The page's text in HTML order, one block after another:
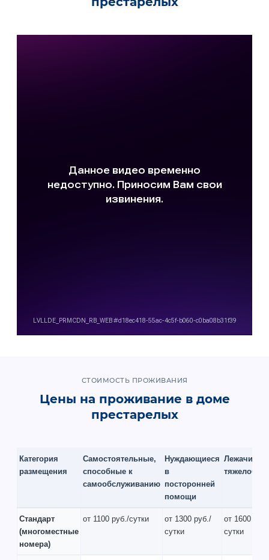
СТОИМОСТЬ ПРОЖИВАНИЯ
Цены на проживание в доме
престарелых
Категория
размещения
Самостоятельные,
способные к
самообслуживанию
Нуждающиеся
в
посторонней
помощи
Лежачие и
Стандарт
(многоместные
номера)
от 1100 руб./сутки
от 1300 руб./
сутки
от 1600
сутки